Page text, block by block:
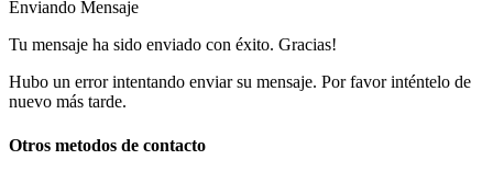
Enviando Mensaje
Tu mensaje ha sido enviado con éxito. Gracias!
Hubo un error intentando enviar su mensaje. Por favor inténtelo de
nuevo más tarde.
Otros metodos de contacto